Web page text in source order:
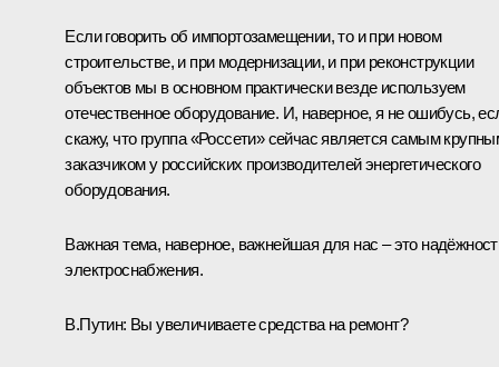
Если говорить об импортозамещении, то и при новом
строительстве, и при модернизации, и при реконструкции
объектов мы в основном практически везде используем
отечественное оборудование. И, наверное, я не ошибусь,
скажу, что группа «Россети» сейчас является самым
заказчиком у российских производителей энергетического
оборудования.
Важная тема, наверное, важнейшая для нас – это
электроснабжения.
В.Путин: Вы увеличиваете средства на ремонт?